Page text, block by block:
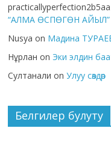
“АЛМА ӨСПӨГӨН АЙЫЛ”
Nusya on Мадина
Нұрлан on Эки элдин
Султанали onУлуу сөздөр
Белгилер булуту